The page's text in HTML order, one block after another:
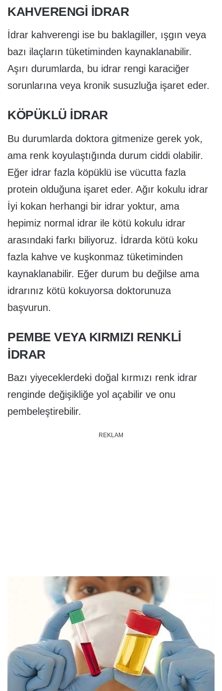
KAHVERENGI IDRAR
İdrar kahverengi ise bu baklagiller, ışgın veya
bazı ilaçların tüketiminden kaynaklanabilir.
Aşırı durumlarda, bu idrar rengi karaciğer
sorunlarına veya kronik susuzluğa işaret eder.
KÖPÜKLÜ IDRAR
Bu durumlarda doktora gitmenize gerek yok,
ama renk koyulaştığında durum ciddi olabilir.
Eğer idrar fazla köpüklü ise vücutta fazla
protein olduğuna işaret eder. Ağır kokulu idrar
İyi kokan herhangi bir idrar yoktur, ama
hepimiz normal idrar ile kötü kokulu idrar
arasındaki farkı biliyoruz. İdrarda kötü koku
fazla kahve ve kuşkonmaz tüketiminden
kaynaklanabilir. Eğer durum bu değilse ama
idrarınız kötü kokuyorsa doktorunuza
başvurun.
PEMBE VEYA KIRMIZI RENKLI
IDRAR
Bazı yiyeceklerdeki doğal kırmızı renk idrar
renginde değişikliğe yol açabilir ve onu
pembeleştirebilir.
REKLAM